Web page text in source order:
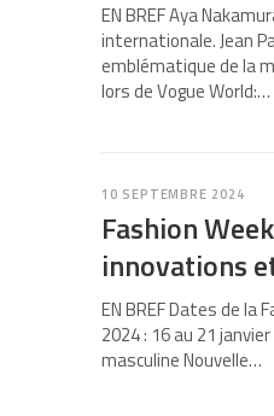
EN BREF Aya
internationale. Jean
emblématique de la
lors de Vogue World:…
10 SEPTEMBRE 2024
Fashion
innovations
EN BREF Dates de la
2024 : 16 au 21
masculine Nouvelle…